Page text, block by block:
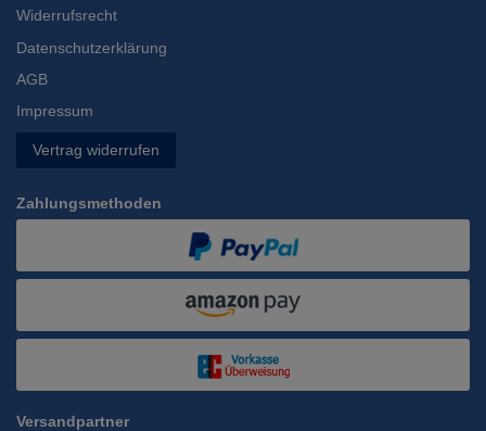
Widerrufsrecht
Datenschutzerklärung
AGB
Impressum
Vertrag widerrufen
Zahlungsmethoden
Versandpartner